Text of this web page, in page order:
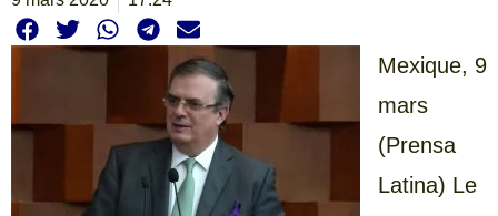
Mexique, 9
mars
(Prensa
Latina) Le